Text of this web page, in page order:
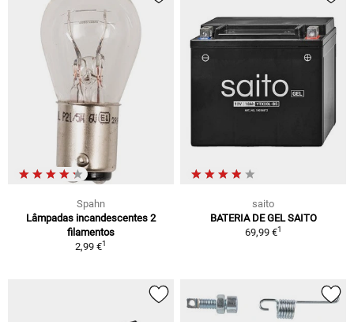
Spahn
Lâmpadas incandescentes 2
filamentos
2,99 €1
saito
BATERIA DE GEL SAITO
69,99 €1